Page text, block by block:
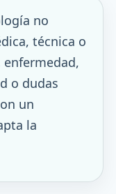
no
técnica o
o dudas
un
la